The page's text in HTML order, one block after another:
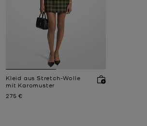
Kleid aus Stretch-Wolle
mit Karomuster
Jetzt
275 €